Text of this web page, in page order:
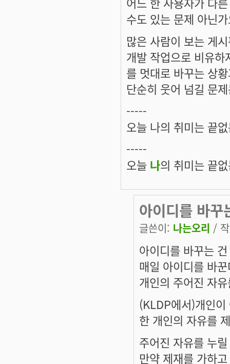
수도 있는 문제 아닌
많은 사람이 보는 게
개발 작업으로 비유
를 멋대로 바꾸는 상
단순히 웃어 넘길 문
-----
오늘 나의 취미는 끝
-----
오늘 나의 취미는 끝
아이디를 바꾸
글쓴이: 나는오리 /
아이디를 바꾸는
매일 아이디를 바
개인의 주어진 자
(KLDP에서)개인
한 개인의 자유를
주어진 자유를 누
만약 제재를 가하